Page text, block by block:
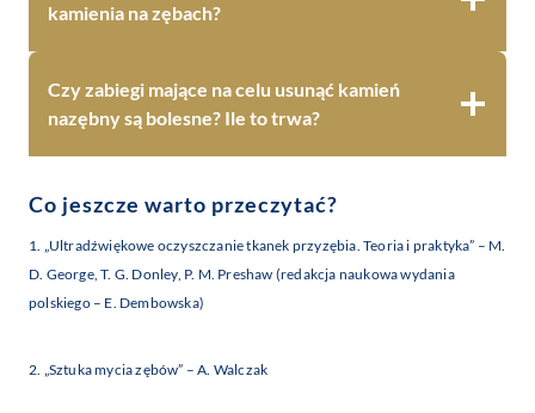
kamienia na zębach?
Czy zabiegi mające na celu usunąć kamień
nazębny są bolesne? Ile to trwa?
Co jeszcze warto przeczytać?
1. „Ultradźwiękowe oczyszczanie tkanek przyzębia. Teoria i praktyka” – M.
D. George, T. G. Donley, P. M. Preshaw (redakcja naukowa wydania
polskiego – E. Dembowska)
2. „Sztuka mycia zębów” – A. Walczak